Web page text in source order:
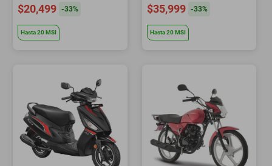
$20,499 -33%
Hasta20MSI
$35,999 -33%
Hasta20MSI